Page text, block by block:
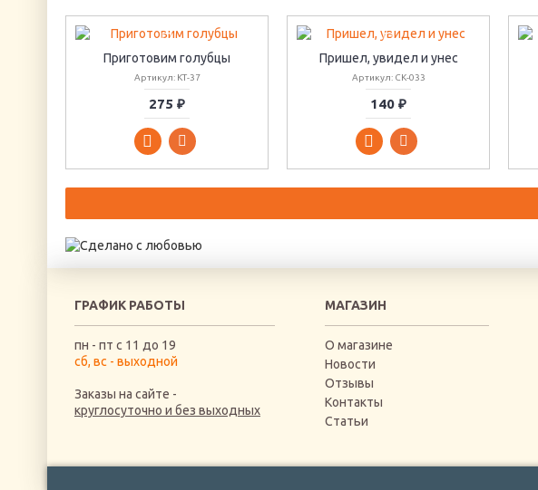
Приготовим голубцы
Артикул: КТ-37
275 ₽
Пришел, увидел и унес
Артикул: СК-033
140 ₽
ГРАФИК РАБОТЫ
пн - пт с 11 до 19
сб, вс - выходной
Заказы на сайте -
круглосуточно и без выходных
МАГАЗИН
О магазине
Новости
Отзывы
Контакты
Статьи